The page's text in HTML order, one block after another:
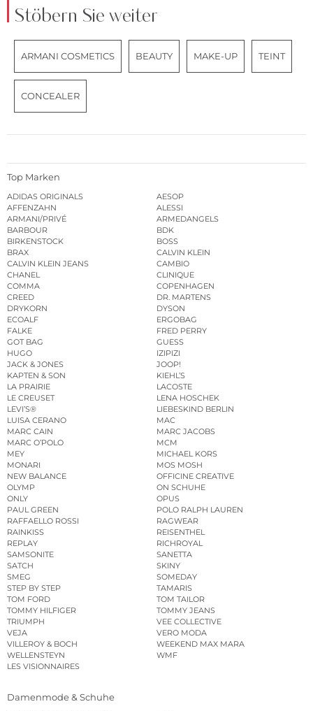
Stöbern Sie weiter
ARMANI COSMETICS BEAUTY MAKE-UP TEINT
CONCEALER
Top Marken
ADIDAS ORIGINALS
AESOP
AFFENZAHN
ALESSI
ARMANI/PRIVÉ
ARMEDANGELS
BARBOUR
BDK
BIRKENSTOCK
BOSS
BRAX
CALVIN KLEIN
CALVIN KLEIN JEANS
CAMBIO
CHANEL
CLINIQUE
COMMA
COPENHAGEN
CREED
DR. MARTENS
DRYKORN
DYSON
ECOALF
ERGOBAG
FALKE
FRED PERRY
GOT BAG
GUESS
HUGO
IZIPIZI
JACK & JONES
JOOP!
KAPTEN & SON
KIEHL’S
LA PRAIRIE
LACOSTE
LE CREUSET
LENA HOSCHEK
LEVI’S®
LIEBESKIND BERLIN
LUISA CERANO
MAC
MARC CAIN
MARC JACOBS
MARC O’POLO
MCM
MEY
MICHAEL KORS
MONARI
MOS MOSH
NEW BALANCE
OFFICINE CREATIVE
OLYMP
ON SCHUHE
ONLY
OPUS
PAUL GREEN
POLO RALPH LAUREN
RAFFAELLO ROSSI
RAGWEAR
RAINKISS
REISENTHEL
REPLAY
RICHROYAL
SAMSONITE
SANETTA
SATCH
SKINY
SMEG
SOMEDAY
STEP BY STEP
TAMARIS
TOM FORD
TOM TAILOR
TOMMY HILFIGER
TOMMY JEANS
TRIUMPH
VEE COLLECTIVE
VEJA
VERO MODA
VILLEROY & BOCH
WEEKEND MAX MARA
WELLENSTEYN
WMF
LES VISIONNAIRES
Damenmode & Schuhe